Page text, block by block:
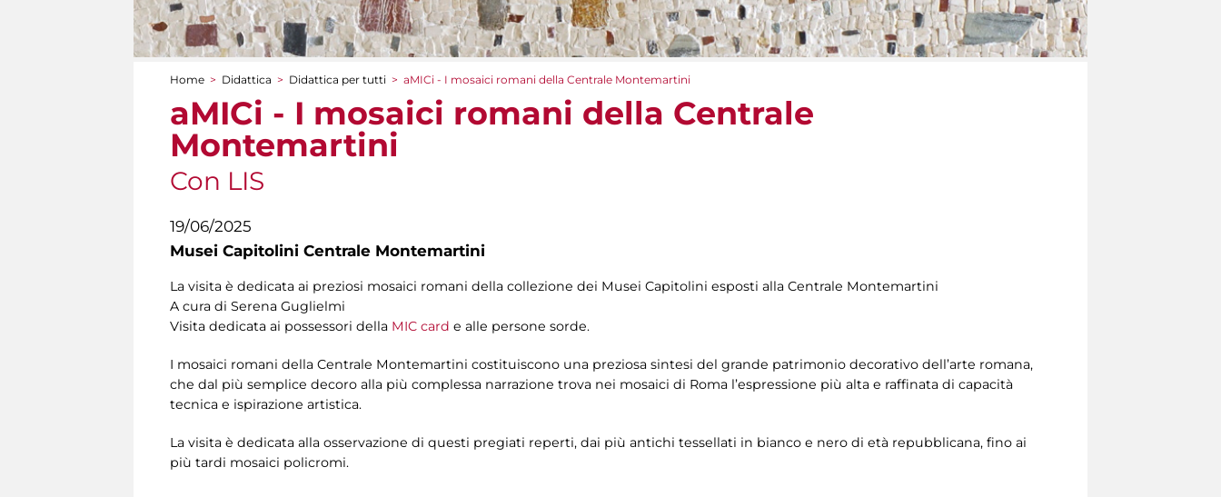
Tu sei qui
Home > Didattica > Didattica per tutti > aMICi - I mosaici romani della Centrale Montemartini
aMICi - I mosaici romani della Centrale
Montemartini
Con LIS
19/06/2025
Musei Capitolini Centrale Montemartini
La visita è dedicata ai preziosi mosaici romani della collezione dei Musei Capitolini esposti alla Centrale Montemartini
A cura di Serena Guglielmi
Visita dedicata ai possessori della MIC card e alle persone sorde.
I mosaici romani della Centrale Montemartini costituiscono una preziosa sintesi del grande patrimonio decorativo dell’arte romana,
che dal più semplice decoro alla più complessa narrazione trova nei mosaici di Roma l’espressione più alta e raffinata di capacità
tecnica e ispirazione artistica.
La visita è dedicata alla osservazione di questi pregiati reperti, dai più antichi tessellati in bianco e nero di età repubblicana, fino ai
più tardi mosaici policromi.